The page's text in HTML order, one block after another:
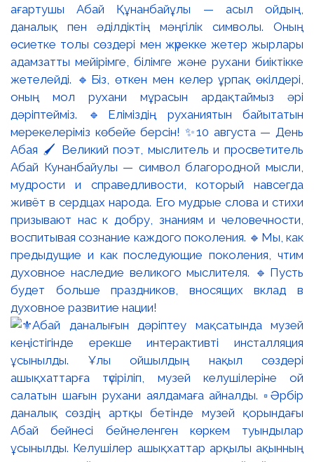
ағартушы Абай Құнанбайұлы — асыл ойдың,
даналық пен әділдіктің мәңгілік символы. Оның
өсиетке толы сөздері мен жүрекке жетер жырлары
адамзатты мейірімге, білімге және рухани биіктікке
жетелейді. 🔹Біз, өткен мен келер ұрпақ өкілдері,
оның мол рухани мұрасын ардақтаймыз әрі
дәріптейміз. 🔹Еліміздің руханиятын байытатын
мерекелеріміз көбейе берсін! ✨10 августа — День
Абая 🖌️ Великий поэт, мыслитель и просветитель
Абай Кунанбайулы — символ благородной мысли,
мудрости и справедливости, который навсегда
живёт в сердцах народа. Его мудрые слова и стихи
призывают нас к добру, знаниям и человечности,
воспитывая сознание каждого поколения. 🔹Мы, как
предыдущие и как последующие поколения, чтим
духовное наследие великого мыслителя. 🔹Пусть
будет больше праздников, вносящих вклад в
духовное развитие нации!